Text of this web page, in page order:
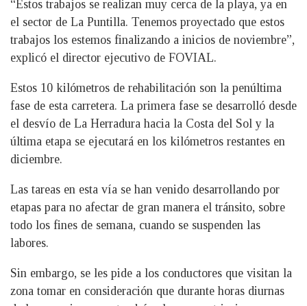
“Estos trabajos se realizan muy cerca de la playa, ya en
el sector de La Puntilla. Tenemos proyectado que estos
trabajos los estemos finalizando a inicios de noviembre”,
explicó el director ejecutivo de FOVIAL.
Estos 10 kilómetros de rehabilitación son la penúltima
fase de esta carretera. La primera fase se desarrolló desde
el desvío de La Herradura hacia la Costa del Sol y la
última etapa se ejecutará en los kilómetros restantes en
diciembre.
Las tareas en esta vía se han venido desarrollando por
etapas para no afectar de gran manera el tránsito, sobre
todo los fines de semana, cuando se suspenden las
labores.
Sin embargo, se les pide a los conductores que visitan la
zona tomar en consideración que durante horas diurnas